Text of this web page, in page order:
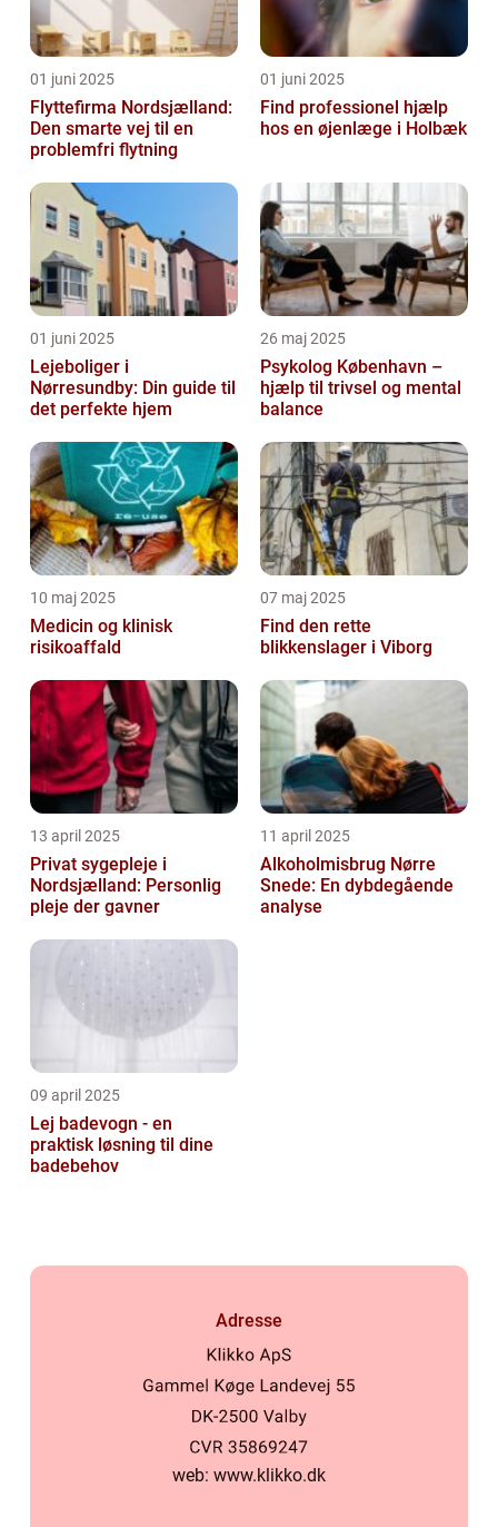
01 juni 2025
Flyttefirma Nordsjælland:
Den smarte vej til en
problemfri flytning
01 juni 2025
Find professionel hjælp
hos en øjenlæge i Holbæk
01 juni 2025
Lejeboliger i
Nørresundby: Din guide til
det perfekte hjem
26 maj 2025
Psykolog København –
hjælp til trivsel og mental
balance
10 maj 2025
Medicin og klinisk
risikoaffald
07 maj 2025
Find den rette
blikkenslager i Viborg
13 april 2025
Privat sygepleje i
Nordsjælland: Personlig
pleje der gavner
11 april 2025
Alkoholmisbrug Nørre
Snede: En dybdegående
analyse
09 april 2025
Lej badevogn - en
praktisk løsning til dine
badebehov
Adresse
web: www.klikko.dk